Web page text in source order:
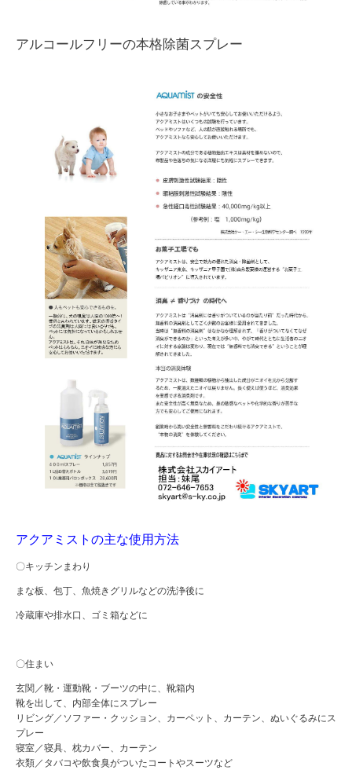
アルコールフリーの本格除菌スプレー
アクアミストの主な使用方法
〇キッチンまわり
まな板、包丁、魚焼きグリルなどの洗浄後に
冷蔵庫や排水口、ゴミ箱などに
〇住まい
玄関／靴・運動靴・ブーツの中に、靴箱内
靴を出して、内部全体にスプレー
リビング／ソファー・クッション、カーペット、カーテン、ぬいぐるみにス
プレー
寝室／寝具、枕カバー、カーテン
衣類／タバコや飲食臭がついたコートやスーツなど